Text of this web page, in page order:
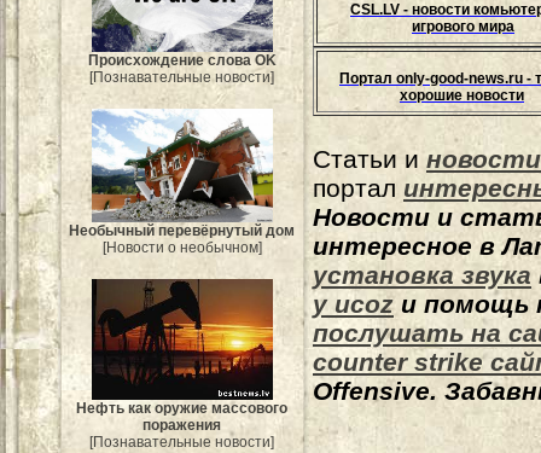
Происхождение слова OK
[Познавательные новости]
Необычный перевёрнутый дом
[Новости о необычном]
Нефть как оружие массового
поражения
[Познавательные новости]
CSL.LV - новости
игрового мира
Портал only-good-news.ru -
хорошие новости
Статьи и
портал
Новости и
интересное в
установка звука
у ucoz и помощь
послушать на
counter strike
Offensive.